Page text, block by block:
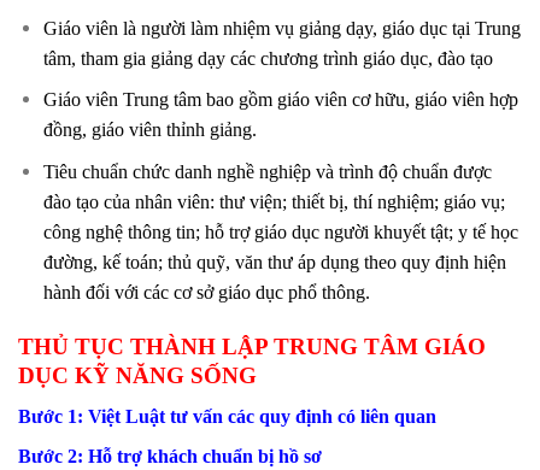
Giáo viên là người làm nhiệm vụ giảng dạy, giáo dục tại Trung
tâm, tham gia giảng dạy các chương trình giáo dục, đào tạo
Giáo viên Trung tâm bao gồm giáo viên cơ hữu, giáo viên hợp
đồng, giáo viên thỉnh giảng.
Tiêu chuẩn chức danh nghề nghiệp và trình độ chuẩn được
đào tạo của nhân viên: thư viện; thiết bị, thí nghiệm; giáo vụ;
công nghệ thông tin; hỗ trợ giáo dục người khuyết tật; y tế học
đường, kế toán; thủ quỹ, văn thư áp dụng theo quy định hiện
hành đối với các cơ sở giáo dục phổ thông.
THỦ TỤC THÀNH LẬP TRUNG TÂM GIÁO
DỤC KỸ NĂNG SỐNG
Bước 1: Việt Luật tư vấn các quy định có liên quan
Bước 2: Hỗ trợ khách chuẩn bị hồ sơ